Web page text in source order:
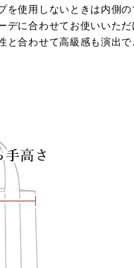
使用しないときは内側
デに合わせてお使いいた
合わせて高級感も演出